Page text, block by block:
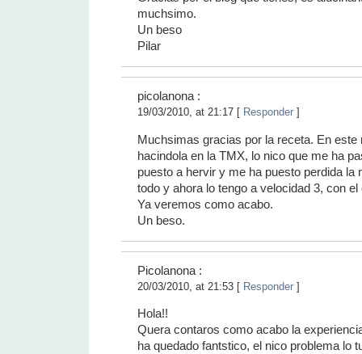
muchsimo.
Un beso
Pilar
picolanona :
19/03/2010, at 21:17 [ Responder ]
Muchsimas gracias por la receta. En
hacindola en la TMX, lo nico que me ha
puesto a hervir y me ha puesto perdida la
todo y ahora lo tengo a velocidad 3, con
Ya veremos como acabo.
Un beso.
Picolanona :
20/03/2010, at 21:53 [ Responder ]
Hola!!
Quera contaros como acabo la
ha quedado fantstico, el nico problema lo